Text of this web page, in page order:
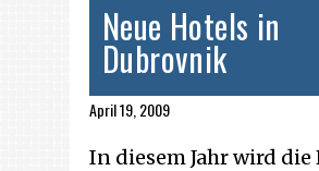
Neue Hotels in
Dubrovnik
April 19, 2009
In diesem Jahr wird die